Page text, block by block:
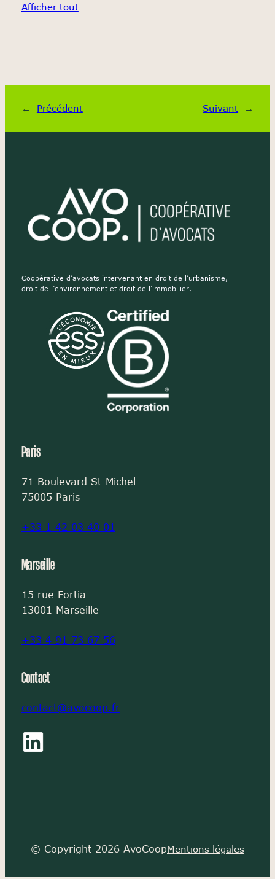
Afficher tout
← Précédent Suivant →
Coopérative d’avocats intervenant en droit de l’urbanisme,
droit de l’environnement et droit de l’immobilier.
Paris
71 Boulevard St-Michel
75005 Paris
+33 1 42 03 40 01
Marseille
15 rue Fortia
13001 Marseille
+33 4 91 73 67 56
Contact
contact@avocoop.fr
© Copyright 2026 AvoCoopMentions légales